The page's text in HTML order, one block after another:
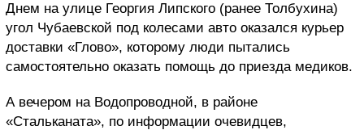
Днем на улице Георгия Липского (ранее Толбухина)
угол Чубаевской под колесами авто оказался курьер
доставки «Глово», которому люди пытались
самостоятельно оказать помощь до приезда медиков.
А вечером на Водопроводной, в районе
«Стальканата», по информации очевидцев,